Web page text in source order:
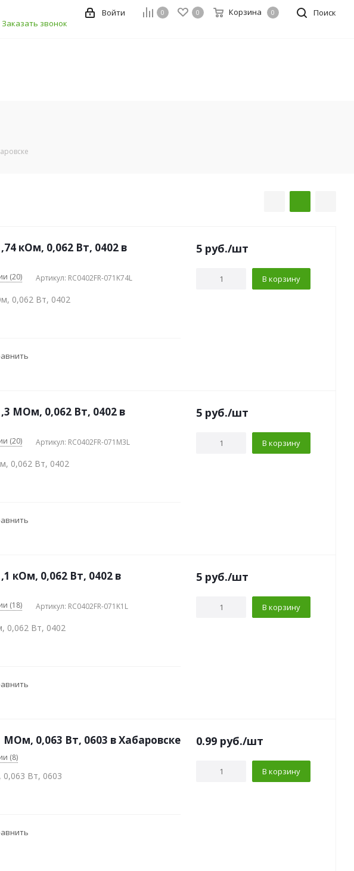
Поиск
0 0 Корзина 0
Войти
Заказать звонок
кОм, 0,062 Вт, 0402 в
(20) Артикул: RC0402FR-071K74L
0,062 Вт, 0402
5 руб./шт
В корзину
МОм, 0,062 Вт, 0402 в
(20) Артикул: RC0402FR-071M3L
0,062 Вт, 0402
5 руб./шт
В корзину
кОм, 0,062 Вт, 0402 в
(18) Артикул: RC0402FR-071K1L
0,062 Вт, 0402
5 руб./шт
В корзину
МОм, 0,063 Вт, 0603 в Хабаровске
(8)
Вт, 0603
0.99 руб./шт
В корзину